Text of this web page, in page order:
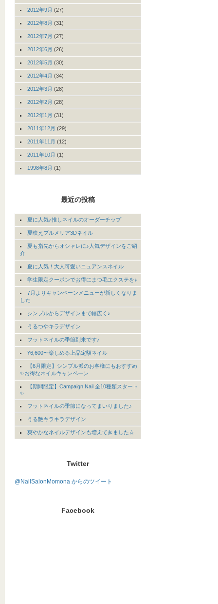
2012年9月 (27)
2012年8月 (31)
2012年7月 (27)
2012年6月 (26)
2012年5月 (30)
2012年4月 (34)
2012年3月 (28)
2012年2月 (28)
2012年1月 (31)
2011年12月 (29)
2011年11月 (12)
2011年10月 (1)
1998年8月 (1)
最近の投稿
夏に人気♪推しネイルのオーダーチップ
夏映えプルメリア3Dネイル
夏も指先からオシャレに♪人気デザインをご紹
介
夏に人気！大人可愛いニュアンスネイル
学生限定クーポンでお得にまつ毛エクステを♪
7月よりキャンペーンメニューが新しくなりま
した
シンプルからデザインまで幅広く♪
うるつやキラデザイン
フットネイルの季節到来です♪
¥6,600〜楽しめる上品定額ネイル
【6月限定】シンプル派のお客様にもおすすめ
✨お得なネイルキャンペーン
【期間限定】Campaign Nail 全10種類スタート
✨
フットネイルの季節になってまいりました♪
うる艶キラキラデザイン
爽やかなネイルデザインも増えてきました☆
Twitter
@NailSalonMomona からのツイート
Facebook